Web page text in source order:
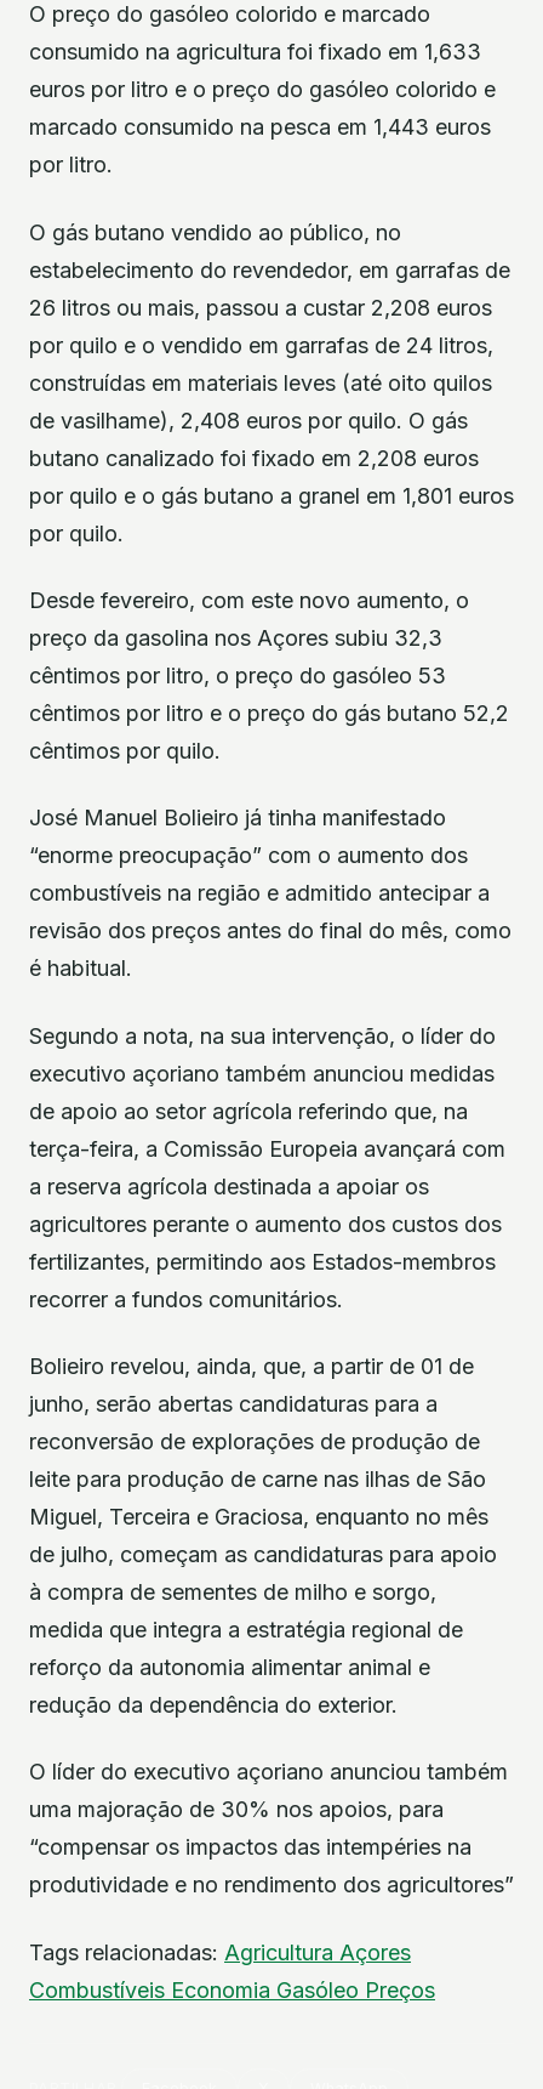
O preço do gasóleo colorido e marcado
consumido na agricultura foi fixado em 1,633
euros por litro e o preço do gasóleo colorido e
marcado consumido na pesca em 1,443 euros
por litro.
O gás butano vendido ao público, no
estabelecimento do revendedor, em garrafas de
26 litros ou mais, passou a custar 2,208 euros
por quilo e o vendido em garrafas de 24 litros,
construídas em materiais leves (até oito quilos
de vasilhame), 2,408 euros por quilo. O gás
butano canalizado foi fixado em 2,208 euros
por quilo e o gás butano a granel em 1,801 euros
por quilo.
Desde fevereiro, com este novo aumento, o
preço da gasolina nos Açores subiu 32,3
cêntimos por litro, o preço do gasóleo 53
cêntimos por litro e o preço do gás butano 52,2
cêntimos por quilo.
José Manuel Bolieiro já tinha manifestado
“enorme preocupação” com o aumento dos
combustíveis na região e admitido antecipar a
revisão dos preços antes do final do mês, como
é habitual.
Segundo a nota, na sua intervenção, o líder do
executivo açoriano também anunciou medidas
de apoio ao setor agrícola referindo que, na
terça-feira, a Comissão Europeia avançará com
a reserva agrícola destinada a apoiar os
agricultores perante o aumento dos custos dos
fertilizantes, permitindo aos Estados-membros
recorrer a fundos comunitários.
Bolieiro revelou, ainda, que, a partir de 01 de
junho, serão abertas candidaturas para a
reconversão de explorações de produção de
leite para produção de carne nas ilhas de São
Miguel, Terceira e Graciosa, enquanto no mês
de julho, começam as candidaturas para apoio
à compra de sementes de milho e sorgo,
medida que integra a estratégia regional de
reforço da autonomia alimentar animal e
redução da dependência do exterior.
O líder do executivo açoriano anunciou também
uma majoração de 30% nos apoios, para
“compensar os impactos das intempéries na
produtividade e no rendimento dos agricultores”
Tags relacionadas: Agricultura Açores
Combustíveis Economia Gasóleo Preços